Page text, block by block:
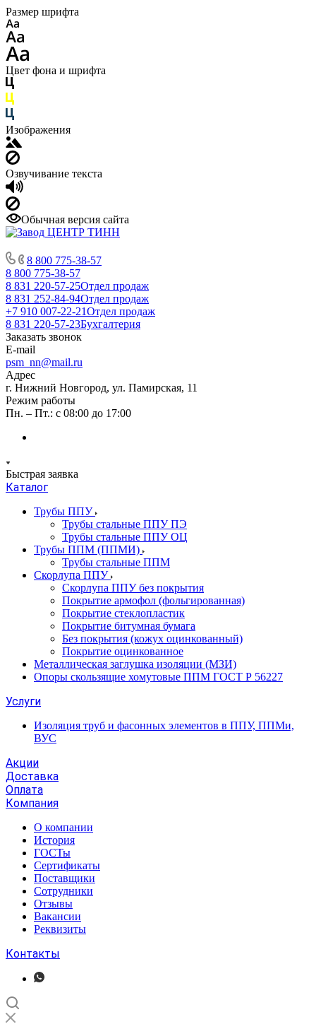
Размер шрифта
Цвет фона и шрифта
Изображения
Озвучивание текста
Обычная версия сайта
8 800 775-38-57
8 800 775-38-57
8 831 220-57-25Отдел продаж
8 831 252-84-94Отдел продаж
+7 910 007-22-21Отдел продаж
8 831 220-57-23Бухгалтерия
Заказать звонок
E-mail
psm_nn@mail.ru
Адрес
г. Нижний Новгород, ул. Памирская, 11
Режим работы
Пн. – Пт.: с 08:00 до 17:00
Быстрая заявка
Каталог
Трубы ППУ
Трубы стальные ППУ ПЭ
Трубы стальные ППУ ОЦ
Трубы ППМ (ППМИ)
Трубы стальные ППМ
Скорлупа ППУ
Скорлупа ППУ без покрытия
Покрытие армофол (фольгированная)
Покрытие стеклопластик
Покрытие битумная бумага
Без покрытия (кожух оцинкованный)
Покрытие оцинкованное
Металлическая заглушка изоляции (МЗИ)
Опоры скользящие хомутовые ППМ ГОСТ Р 56227
Услуги
Изоляция труб и фасонных элементов в ППУ, ППМи,
ВУС
Акции
Доставка
Оплата
Компания
О компании
История
ГОСТы
Сертификаты
Поставщики
Сотрудники
Отзывы
Вакансии
Реквизиты
Контакты